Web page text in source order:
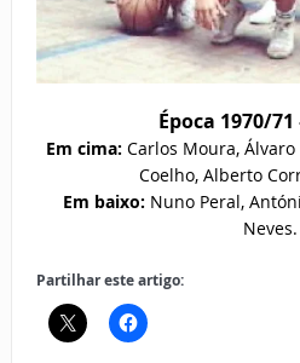
Época 1970/
Em cima: Carlos Moura,
Coelho, Alberto
Em baixo: Nuno Peral,
Neves.
Partilhar este artigo: